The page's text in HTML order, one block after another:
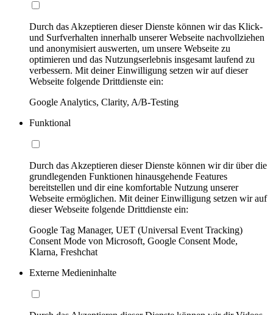
Durch das Akzeptieren dieser Dienste können wir das Klick-
und Surfverhalten innerhalb unserer Webseite nachvollziehen
und anonymisiert auswerten, um unsere Webseite zu
optimieren und das Nutzungserlebnis insgesamt laufend zu
verbessern. Mit deiner Einwilligung setzen wir auf dieser
Webseite folgende Drittdienste ein:
Google Analytics, Clarity, A/B-Testing
Funktional
Durch das Akzeptieren dieser Dienste können wir dir über die
grundlegenden Funktionen hinausgehende Features
bereitstellen und dir eine komfortable Nutzung unserer
Webseite ermöglichen. Mit deiner Einwilligung setzen wir auf
dieser Webseite folgende Drittdienste ein:
Google Tag Manager, UET (Universal Event Tracking)
Consent Mode von Microsoft, Google Consent Mode,
Klarna, Freshchat
Externe Medieninhalte